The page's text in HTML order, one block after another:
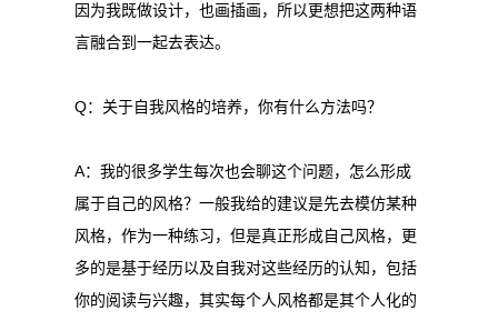
因为我既做设计，也画插画，所以更想把这两种语
言融合到一起去表达。
Q：关于自我风格的培养，你有什么方法吗？
A：我的很多学生每次也会聊这个问题，怎么形成
属于自己的风格？一般我给的建议是先去模仿某种
风格，作为一种练习，但是真正形成自己风格，更
多的是基于经历以及自我对这些经历的认知，包括
你的阅读与兴趣，其实每个人风格都是其个人化的